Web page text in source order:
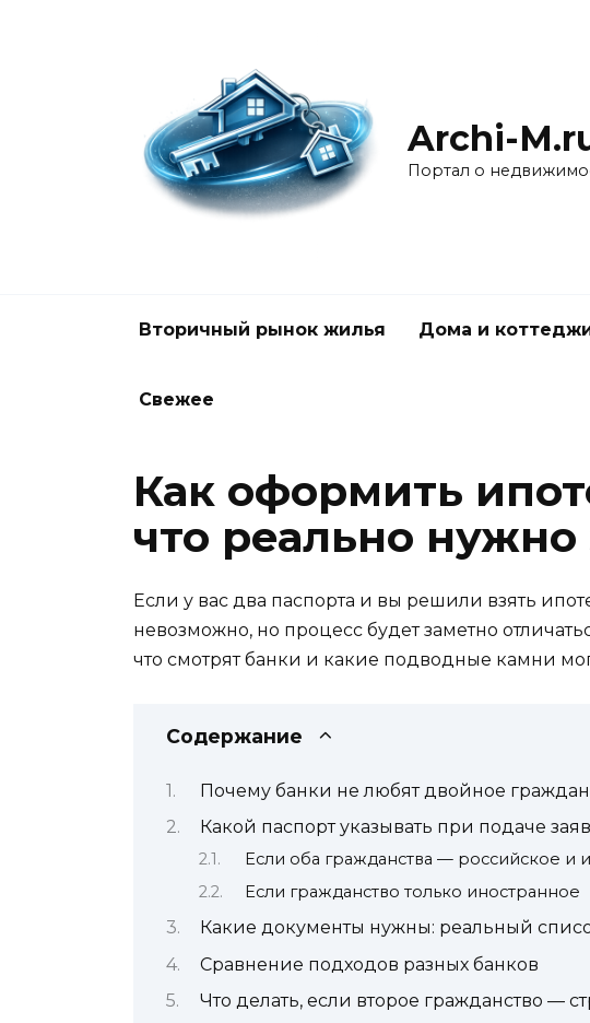
Archi-
Портал о
Вторичный рынок жилья Дома и
Свежее
Как оформить
что реально нужно
Если у вас два паспорта и вы решили взять
невозможно, но процесс будет заметно
что смотрят банки и какие подводные камни
Содержание
Почему банки не любят двойное
Какой паспорт указывать при подаче
Если оба гражданства — российское и
Если гражданство только иностранное
Какие документы нужны: реальный
Сравнение подходов разных банков
Что делать, если второе гражданство —